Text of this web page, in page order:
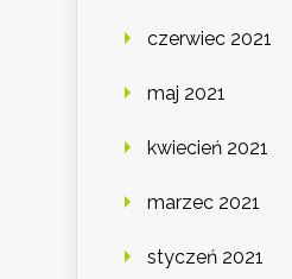
czerwiec 2021
maj 2021
kwiecień 2021
marzec 2021
styczeń 2021